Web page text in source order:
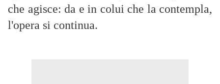
che agisce: da e in colui che la contempla,
l'opera si continua.